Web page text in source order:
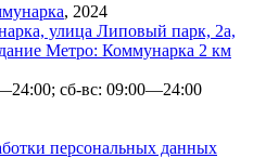
, 2024
улица Липовый парк, 2а,
Метро: Коммунарка 2 км
сб-вс: 09:00—24:00
персональных данных